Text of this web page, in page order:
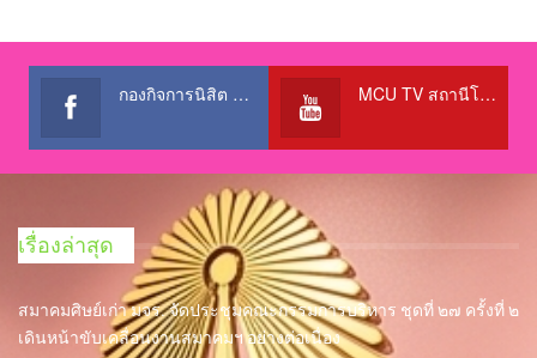
กองกิจการนิสิต สำนักงานอธิการบดี MCU TV สถานีโทรทัศน์เพื่อการศึกษา @OfficialTBCChannel
เรื่องล่าสุด
สมาคมศิษย์เก่า มจร. จัดประชุมคณะกรรมการบริหาร ชุดที่ ๒๗ ครั้งที่ ๒
เดินหน้าขับเคลื่อนงานสมาคมฯ อย่างต่อเนื่อง